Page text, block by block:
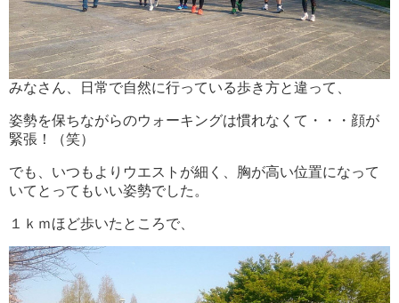
みなさん、日常で自然に行っている歩き方と違って、
姿勢を保ちながらのウォーキングは慣れなくて・・・顔が
緊張！（笑）
でも、いつもよりウエストが細く、胸が高い位置になって
いてとってもいい姿勢でした。
１ｋｍほど歩いたところで、